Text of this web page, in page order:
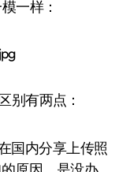
一样：
别有两点：